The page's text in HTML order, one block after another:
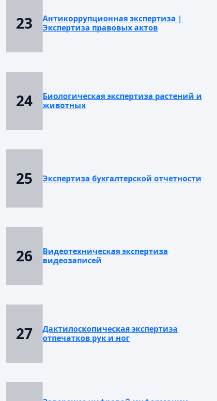
23
Антикоррупционная экспертиза |
Экспертиза правовых актов
24
Биологическая экспертиза растений и
животных
25 Экспертиза бухгалтерской отчетности
26
Видеотехническая экспертиза
видеозаписей
27
Дактилоскопическая экспертиза
отпечатков рук и ног